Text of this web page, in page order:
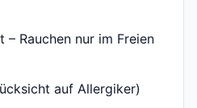
Rauchen nur im Freien
auf Allergiker)